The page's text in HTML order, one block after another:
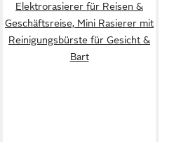
Elektrorasierer für Reisen &
Geschäftsreise, Mini Rasierer mit
Reinigungsbürste für Gesicht &
Bart